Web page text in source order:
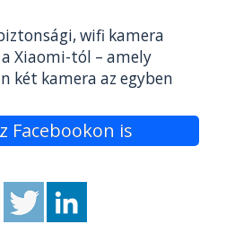
wifi kamera
Xiaomi-tól – amely
két kamera az egyben
Facebookon is